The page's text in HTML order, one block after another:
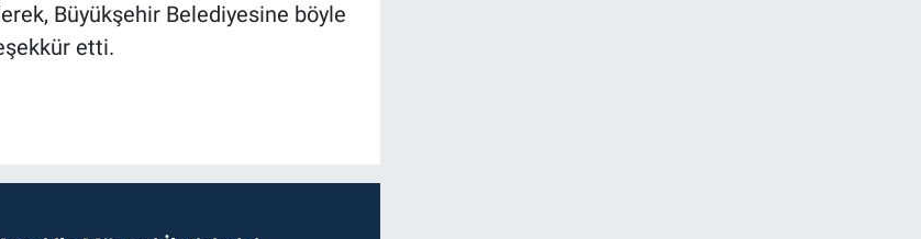
Büyükşehir Belediyesine böyle
etti.